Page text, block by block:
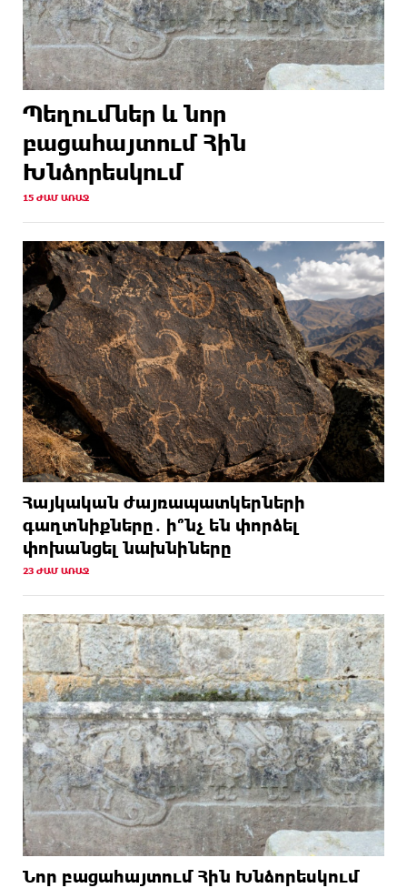
Պեղումներ և նոր
բացահայտում Հին
Խնձորեսկում
15 ԺԱՄ ԱՌԱՋ
Հայկական ժայռապատկերների
գաղտնիքները․ ի՞նչ են փորձել
փոխանցել նախնիները
23 ԺԱՄ ԱՌԱՋ
Նոր բացահայտում Հին Խնձորեսկում